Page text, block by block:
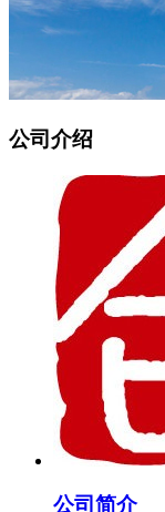
公司介绍
公司简介